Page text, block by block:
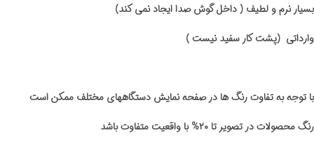
بسیار نرم و لطیف ( داخل گوش صدا ایجاد نمی کند)
وارداتی (پشت کار سفید نیست )
با توجه به تفاوت رنگ ها در صفحه نمایش دستگاههای مختلف ممکن است
رنگ محصولات در تصویر تا ۲۰% با واقعیت متفاوت باشد